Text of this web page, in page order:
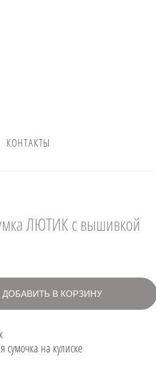
КОНТАКТЫ
ЛЮТИК с вышивкой
ДОБАВИТЬ В КОРЗИНУ
на кулиске